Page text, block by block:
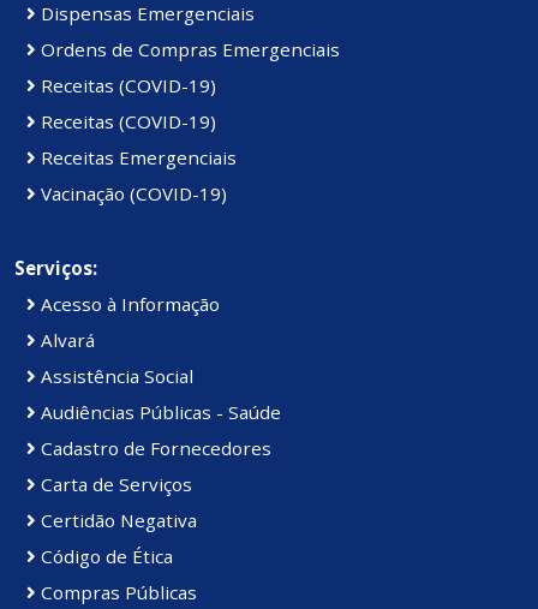
Dispensas Emergenciais
Ordens de Compras Emergenciais
Receitas (COVID-19)
Receitas (COVID-19)
Receitas Emergenciais
Vacinação (COVID-19)
Serviços:
Acesso à Informação
Alvará
Assistência Social
Audiências Públicas - Saúde
Cadastro de Fornecedores
Carta de Serviços
Certidão Negativa
Código de Ética
Compras Públicas